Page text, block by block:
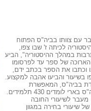
עם צוותו בביה"ס הפתוח
לכיתה ז' שבו צפו,
במהלך ההיסטוריה", הביע
הארוכה של ספר עד לפרסומו
וכתבו את הספר בכתב ידם,
בשיעור והביעו אהבה למקצוע.
בביה"ס, המאפשרת
לתלמידים לפתח דרכי חשיבה וללמוד נושאים הקרובים לליבם. בביה"ס בארי לומדים 430 תלמידים.
מעבר לשיעורי החובה
שיעורי בחירה במגוון